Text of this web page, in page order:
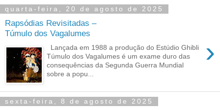
quarta-feira, 20 de agosto de 2025
Rapsódias Revisitadas –
Túmulo dos Vagalumes
›
Lançada em 1988 a produção do Estúdio Ghibli
Túmulo dos Vagalumes é um exame duro das
consequências da Segunda Guerra Mundial
sobre a popu...
sexta-feira, 8 de agosto de 2025